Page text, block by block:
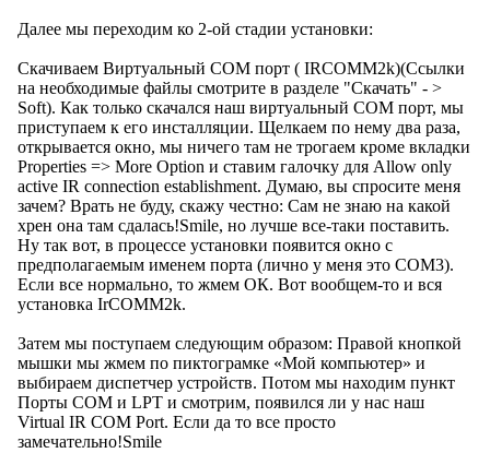
Далее мы переходим ко 2-ой стадии установки:
Скачиваем Виртуальный COM порт ( IRCOMM2k)(Ссылки
на необходимые файлы смотрите в разделе "Скачать" - >
Soft). Как только скачался наш виртуальный COM порт, мы
приступаем к его инсталляции. Щелкаем по нему два раза,
открывается окно, мы ничего там не трогаем кроме вкладки
Properties => More Option и ставим галочку для Allow only
active IR connection establishment. Думаю, вы спросите меня
зачем? Врать не буду, скажу честно: Сам не знаю на какой
хрен она там сдалась!Smile, но лучше все-таки поставить.
Ну так вот, в процессе установки появится окно с
предполагаемым именем порта (лично у меня это COM3).
Если все нормально, то жмем ОК. Вот вообщем-то и вся
установка IrCOMM2k.
Затем мы поступаем следующим образом: Правой кнопкой
мышки мы жмем по пиктограмке «Мой компьютер» и
выбираем диспетчер устройств. Потом мы находим пункт
Порты COM и LPT и смотрим, появился ли у нас наш
Virtual IR COM Port. Если да то все просто
замечательно!Smile